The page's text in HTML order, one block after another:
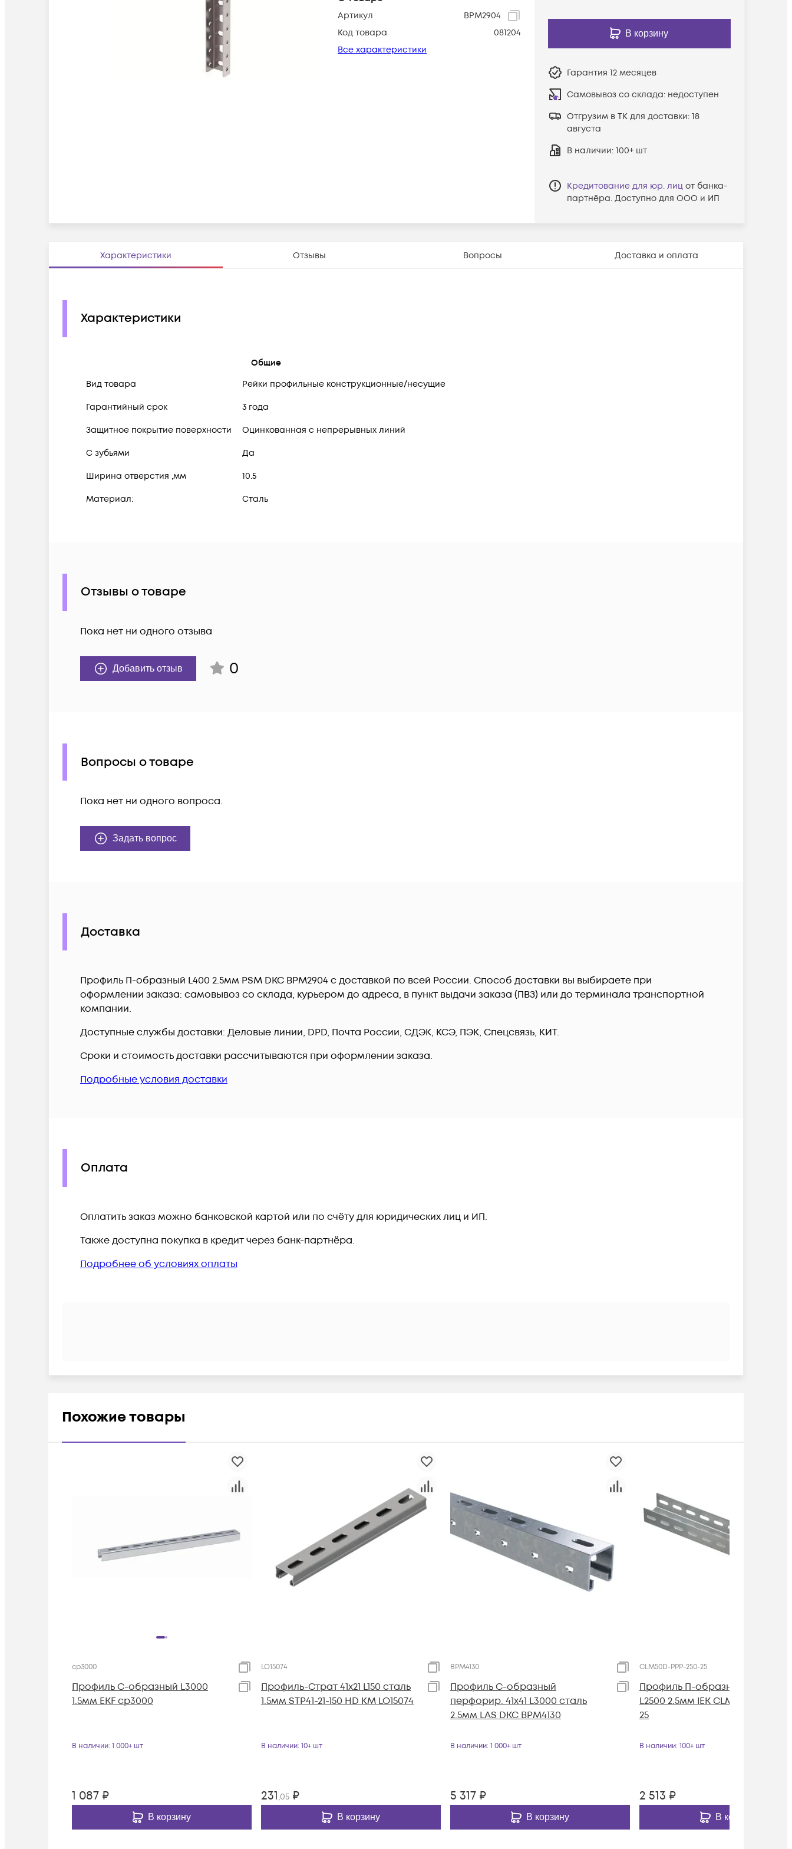
Артикул
BPM2904
Код товара
081204
Все характеристики
В корзину
Гарантия 12 месяцев
Самовывоз со склада: недоступен
Отгрузим в ТК для доставки: 18
августа
В наличии: 100+ шт
Кредитование для юр. лиц от банка-
партнёра. Доступно для ООО и ИП
Характеристики Отзывы Вопросы Доставка и оплата
Характеристики
Общие
Вид товара
Рейки профильные конструкционные/несущие
Гарантийный срок 3 года
Защитное покрытие поверхности Оцинкованная с непрерывных линий
С зубьями Да
Ширина отверстия ,мм 10.5
Материал: Сталь
Отзывы о товаре
Пока нет ни одного отзыва
Добавить отзыв 0
Вопросы о товаре
Пока нет ни одного вопроса.
Задать вопрос
Доставка
Профиль П-образный L400 2.5мм PSM DKC BPM2904 c доставкой по всей России. Способ доставки вы выбираете при
оформлении заказа: самовывоз со склада, курьером до адреса, в пункт выдачи заказа (ПВЗ) или до терминала транспортной
компании.
Доступные службы доставки: Деловые линии, DPD, Почта России, СДЭК, КСЭ, ПЭК, Спецсвязь, КИТ.
Сроки и стоимость доставки рассчитываются при оформлении заказа.
Подробные условия доставки
Оплата
Оплатить заказ можно банковской картой или по счёту для юридических лиц и ИП.
Также доступна покупка в кредит через банк-партнёра.
Подробнее об условиях оплаты
Похожие товары
cp3000
Профиль С-образный L3000
1.5мм EKF cp3000
В наличии: 1 000+ шт
1 087 ₽
В корзину
LO15074
Профиль-Страт 41х21 L150 сталь
1.5мм STP41-21-150 HD КМ LO15074
В наличии: 10+ шт
231,05 ₽
В корзину
BPM4130
Профиль С-образный
перфорир. 41х41 L3000 сталь
2.5мм LAS DKC BPM4130
В наличии: 1 000+ шт
5 317 ₽
В корзину
CLM50D-PPP-250-25
Профиль П-образный
L2500 2.5мм IEK CLM50D-PPP-
25
В наличии: 100+ шт
2 513 ₽
В корзину